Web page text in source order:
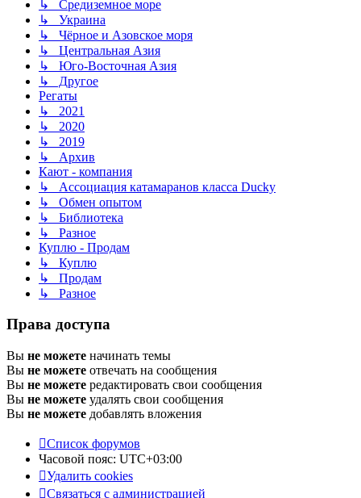
↳ Средиземное море
↳ Украина
↳ Чёрное и Азовское моря
↳ Центральная Азия
↳ Юго-Восточная Азия
↳ Другое
Регаты
↳ 2021
↳ 2020
↳ 2019
↳ Архив
Кают - компания
↳ Ассоциация катамаранов класса Ducky
↳ Обмен опытом
↳ Библиотека
↳ Разное
Куплю - Продам
↳ Куплю
↳ Продам
↳ Разное
Права доступа
Вы не можете начинать темы
Вы не можете отвечать на сообщения
Вы не можете редактировать свои сообщения
Вы не можете удалять свои сообщения
Вы не можете добавлять вложения
Список форумов
Часовой пояс: UTC+03:00
Удалить cookies
Связаться с администрацией